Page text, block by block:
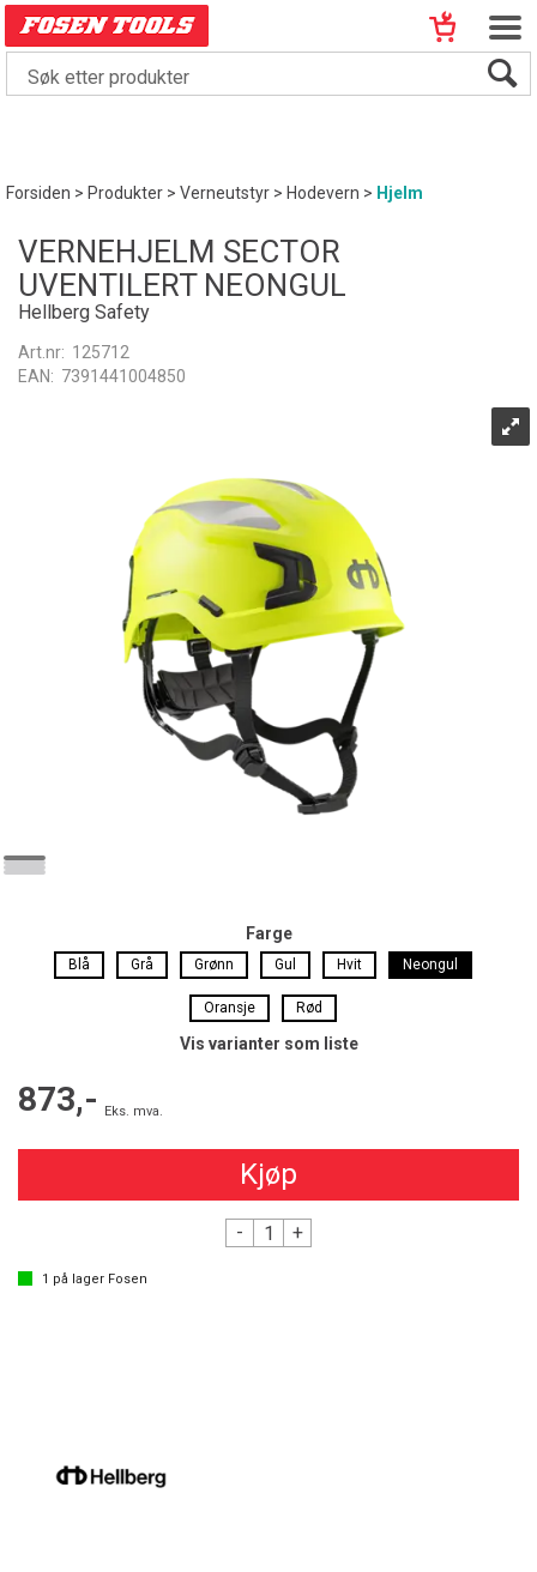
Forsiden>Produkter>Verneutstyr>Hodevern> Hjelm
VERNEHJELM SECTOR
UVENTILERT NEONGUL
Hellberg Safety
Art.nr: 125712
EAN: 7391441004850
Farge
Blå Grå Grønn Gul Hvit Neongul
Oransje Rød
Vis varianter som liste
873,- Eks. mva.
Kjøp
- +
1 på lager Fosen